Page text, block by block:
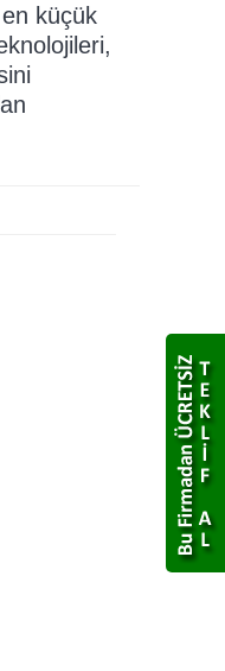
küçük